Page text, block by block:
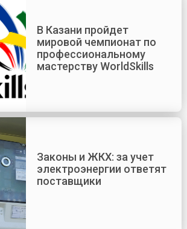
В Казани пройдет
мировой чемпионат по
профессиональному
мастерству WorldSkills
Законы и ЖКХ: за учет
электроэнергии ответят
поставщики